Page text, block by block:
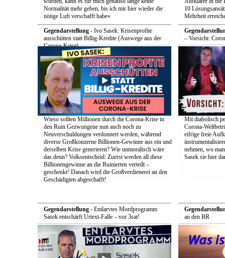
Normalität mehr geben, bis ich mir hier wieder die
nötige Luft verschafft habe«
10
Mehrheit
Gegendarstellung- Ivo Sasek: Krisenprofite
ausschütten statt Billig-Kredite (Auswege aus der
Corona-Krise)
Wieso sollten Millionen durch die Corona-Krise in
den Ruin Gezwungene nun auch noch zu
Neuverschuldungen verdonnert werden, während
diverse Großkonzerne Billionen-Gewinne aus ein und
derselben Krise generieren? Wie unmoralisch wäre
das denn? Volksentscheid: Zuerst werden all diese
Billionengewinne an die Ruinierten verteilt –
geschenkt! Danach wird die Großverdienerei an den
Geschädigten abgeschafft!
– Vorsicht:
Mit diabolisch
Corona-
eifrige freie
nehmen, wo
Sasek sie hier
Gegendarstellung- Entlarvtes Mordprogramm
Sasek entschärft Urtext-Falle – vor 3sat!
an den BR